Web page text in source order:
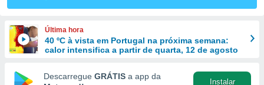
e
forma
Última hora
40 ºC à vista em Portugal na próxima semana:
calor intensifica a partir de quarta, 12 de agosto
Descarregue GRÁTIS a app da
Instalar